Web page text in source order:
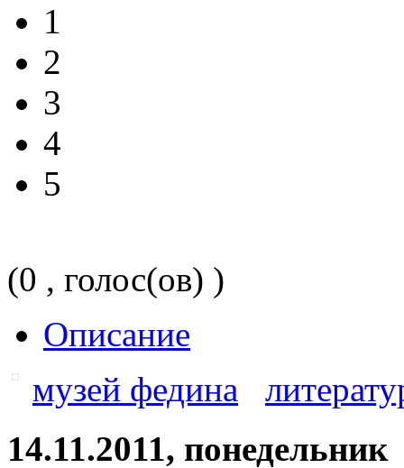
1
2
3
4
5
(0 , голос(ов) )
Описание
музей федина
14.11.2011, понедельник